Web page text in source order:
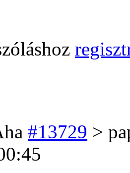
#13729 >